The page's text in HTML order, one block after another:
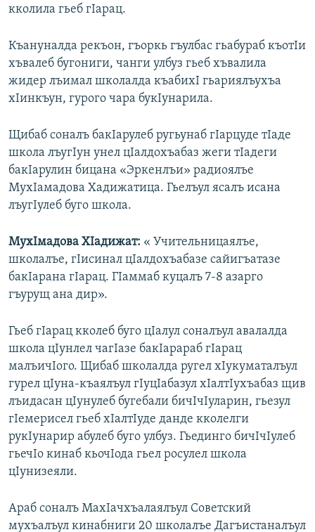
кколила гьеб гIарац.
Къануналда рекъон, гъоркь гъулбас гьабураб къотIи
хъвалеб бугониги, чанги улбуз гьеб хъвалила
жидер лъимал школалда къабихI гьариялъухъа
хIинкъун, гурого чара букIунарила.
Щибаб соналъ бакIарулеб ругьунаб гIарцуде тIаде
школа лъугIун унел цIалдохъабаз жеги тIадеги
бакIарулин бицана «Эркенлъи» радиоялъе
МухIамадова Хадижатица. Гьелъул ясалъ исана
лъугIулеб буго школа.
МухIмадова ХIадижат: « Учительницаялъе,
школалъе, гIисинал цIалдохъабазе сайигъатазе
бакIарана гIарац. ГIаммаб куцалъ 7-8 азарго
гъурущ ана дир».
Гьеб гIарац кколеб буго цIалул соналъул авалалда
школа цIунлел чагIазе бакIарараб гIарац
малъичIого. Щибаб школалда ругел хIукуматалъул
гурел цIуна-къаялъул гIуцIабазул хIалтIухъабаз щив
лъидасан цIунулеб бугебали бичIчIуларин, гьезул
гIемерисел гьеб хIалтIуде данде кколелги
рукIунарир абулеб буго улбуз. Гьединго бичIчIулеб
гьечIо кинаб кьочIода гьел росулел школа
цIунизеяли.
Араб соналъ МахIачхъалаялъул Советский
мухъалъул кинабниги 20 школалъе Дагъистаналъул